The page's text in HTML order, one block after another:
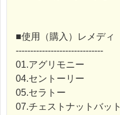
■使用（購入）レメディ
------------------------------
01.アグリモニー
04.セントーリー
05.セラトー
07.チェストナットバット